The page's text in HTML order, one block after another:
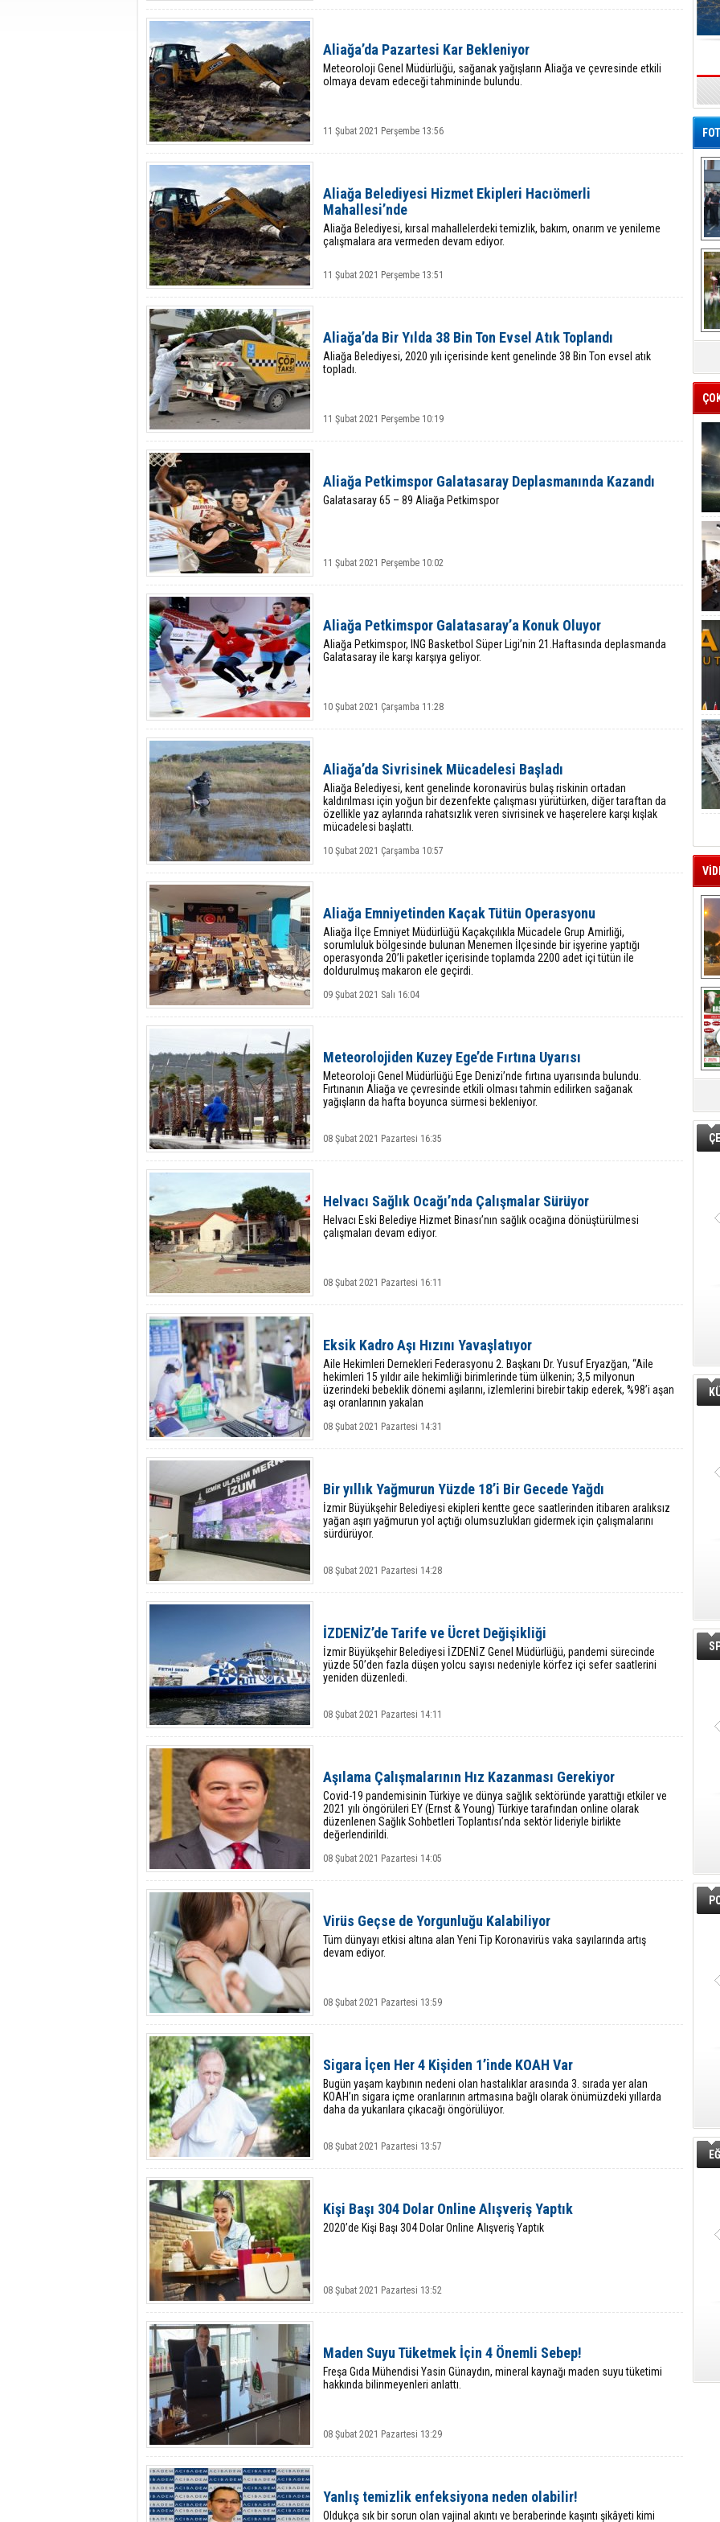
Aliağa’da Pazartesi Kar Bekleniyor
Meteoroloji Genel Müdürlüğü, sağanak yağışların Aliağa ve çevresinde etkili
olmaya devam edeceği tahmininde bulundu.
11 Şubat 2021 Perşembe 13:56
Aliağa Belediyesi Hizmet Ekipleri Hacıömerli
Mahallesi’nde
Aliağa Belediyesi, kırsal mahallelerdeki temizlik, bakım, onarım ve yenileme
çalışmalara ara vermeden devam ediyor.
11 Şubat 2021 Perşembe 13:51
Aliağa’da Bir Yılda 38 Bin Ton Evsel Atık Toplandı
Aliağa Belediyesi, 2020 yılı içerisinde kent genelinde 38 Bin Ton evsel atık
topladı.
11 Şubat 2021 Perşembe 10:19
Aliağa Petkimspor Galatasaray Deplasmanında Kazandı
Galatasaray 65 – 89 Aliağa Petkimspor
11 Şubat 2021 Perşembe 10:02
Aliağa Petkimspor Galatasaray’a Konuk Oluyor
Aliağa Petkimspor, ING Basketbol Süper Ligi’nin 21.Haftasında deplasmanda
Galatasaray ile karşı karşıya geliyor.
10 Şubat 2021 Çarşamba 11:28
Aliağa’da Sivrisinek Mücadelesi Başladı
Aliağa Belediyesi, kent genelinde koronavirüs bulaş riskinin ortadan
kaldırılması için yoğun bir dezenfekte çalışması yürütürken, diğer taraftan da
özellikle yaz aylarında rahatsızlık veren sivrisinek ve haşerelere karşı kışlak
mücadelesi başlattı.
10 Şubat 2021 Çarşamba 10:57
Aliağa Emniyetinden Kaçak Tütün Operasyonu
Aliağa İlçe Emniyet Müdürlüğü Kaçakçılıkla Mücadele Grup Amirliği,
sorumluluk bölgesinde bulunan Menemen İlçesinde bir işyerine yaptığı
operasyonda 20’li paketler içerisinde toplamda 2200 adet içi tütün ile
doldurulmuş makaron ele geçirdi.
09 Şubat 2021 Salı 16:04
Meteorolojiden Kuzey Ege’de Fırtına Uyarısı
Meteoroloji Genel Müdürlüğü Ege Denizi’nde fırtına uyarısında bulundu.
Fırtınanın Aliağa ve çevresinde etkili olması tahmin edilirken sağanak
yağışların da hafta boyunca sürmesi bekleniyor.
08 Şubat 2021 Pazartesi 16:35
Helvacı Sağlık Ocağı’nda Çalışmalar Sürüyor
Helvacı Eski Belediye Hizmet Binası’nın sağlık ocağına dönüştürülmesi
çalışmaları devam ediyor.
08 Şubat 2021 Pazartesi 16:11
Eksik Kadro Aşı Hızını Yavaşlatıyor
Aile Hekimleri Dernekleri Federasyonu 2. Başkanı Dr. Yusuf Eryazğan, “Aile
hekimleri 15 yıldır aile hekimliği birimlerinde tüm ülkenin; 3,5 milyonun
üzerindeki bebeklik dönemi aşılarını, izlemlerini birebir takip ederek, %98’i aşan
aşı oranlarının yakalan
08 Şubat 2021 Pazartesi 14:31
Bir yıllık Yağmurun Yüzde 18’i Bir Gecede Yağdı
İzmir Büyükşehir Belediyesi ekipleri kentte gece saatlerinden itibaren aralıksız
yağan aşırı yağmurun yol açtığı olumsuzlukları gidermek için çalışmalarını
sürdürüyor.
08 Şubat 2021 Pazartesi 14:28
İZDENİZ’de Tarife ve Ücret Değişikliği
İzmir Büyükşehir Belediyesi İZDENİZ Genel Müdürlüğü, pandemi sürecinde
yüzde 50’den fazla düşen yolcu sayısı nedeniyle körfez içi sefer saatlerini
yeniden düzenledi.
08 Şubat 2021 Pazartesi 14:11
Aşılama Çalışmalarının Hız Kazanması Gerekiyor
Covid-19 pandemisinin Türkiye ve dünya sağlık sektöründe yarattığı etkiler ve
2021 yılı öngörüleri EY (Ernst & Young) Türkiye tarafından online olarak
düzenlenen Sağlık Sohbetleri Toplantısı’nda sektör lideriyle birlikte
değerlendirildi.
08 Şubat 2021 Pazartesi 14:05
Virüs Geçse de Yorgunluğu Kalabiliyor
Tüm dünyayı etkisi altına alan Yeni Tip Koronavirüs vaka sayılarında artış
devam ediyor.
08 Şubat 2021 Pazartesi 13:59
Sigara İçen Her 4 Kişiden 1’inde KOAH Var
Bugün yaşam kaybının nedeni olan hastalıklar arasında 3. sırada yer alan
KOAH’ın sigara içme oranlarının artmasına bağlı olarak önümüzdeki yıllarda
daha da yukarılara çıkacağı öngörülüyor.
08 Şubat 2021 Pazartesi 13:57
Kişi Başı 304 Dolar Online Alışveriş Yaptık
2020’de Kişi Başı 304 Dolar Online Alışveriş Yaptık
08 Şubat 2021 Pazartesi 13:52
Maden Suyu Tüketmek İçin 4 Önemli Sebep!
Freşa Gıda Mühendisi Yasin Günaydın, mineral kaynağı maden suyu tüketimi
hakkında bilinmeyenleri anlattı.
08 Şubat 2021 Pazartesi 13:29
Yanlış temizlik enfeksiyona neden olabilir!
Oldukça sık bir sorun olan vajinal akıntı ve beraberinde kaşıntı şikâyeti kimi